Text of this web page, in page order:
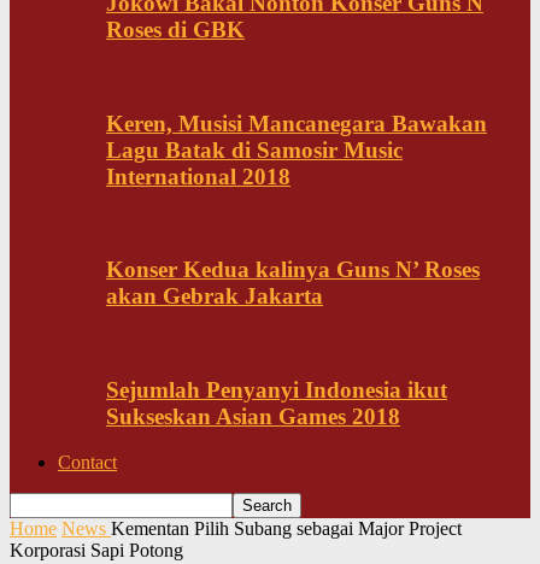
Roses di GBK
Keren, Musisi Mancanegara Bawakan
Lagu Batak di Samosir Music
International 2018
Konser Kedua kalinya Guns N’ Roses
akan Gebrak Jakarta
Sejumlah Penyanyi Indonesia ikut
Sukseskan Asian Games 2018
Contact
Home News Kementan Pilih Subang sebagai Major Project
Korporasi Sapi Potong